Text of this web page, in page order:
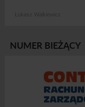
NUMER BIEŻĄCY